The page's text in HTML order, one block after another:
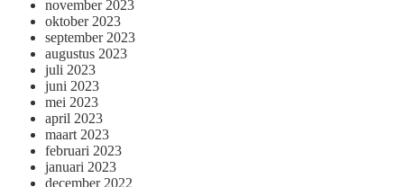
november 2023
oktober 2023
september 2023
augustus 2023
juli 2023
juni 2023
mei 2023
april 2023
maart 2023
februari 2023
januari 2023
december 2022